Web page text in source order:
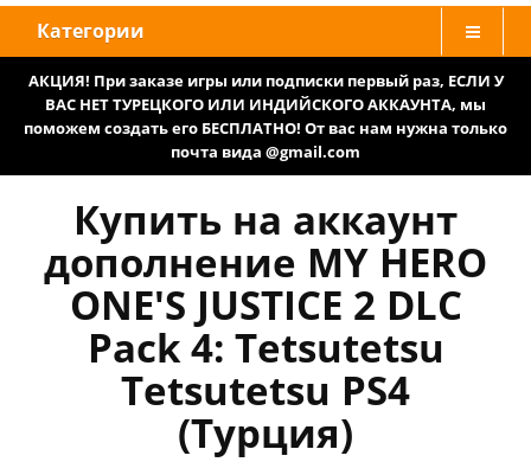
Категории
АКЦИЯ! При заказе игры или подписки первый раз, ЕСЛИ У
ВАС НЕТ ТУРЕЦКОГО ИЛИ ИНДИЙСКОГО АККАУНТА, мы
поможем создать его БЕСПЛАТНО! От вас нам нужна только
почта вида @gmail.com
Купить на аккаунт
дополнение MY HERO
ONE'S JUSTICE 2 DLC
Pack 4: Tetsutetsu
Tetsutetsu PS4
(Турция)